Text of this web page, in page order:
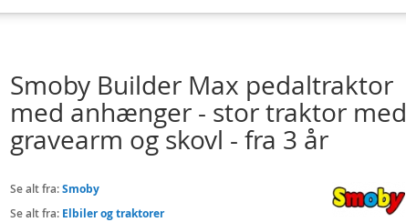
Smoby Builder Max pedaltraktor
med anhænger - stor traktor med
gravearm og skovl - fra 3 år
Se alt fra:Smoby
Se alt fra: Elbiler og traktorer